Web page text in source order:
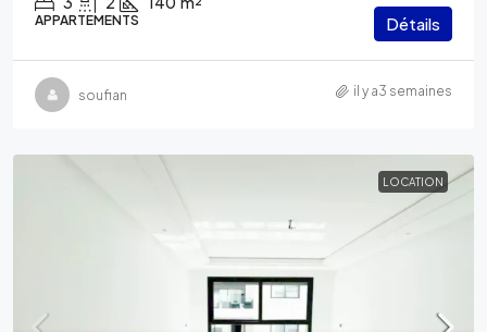
APPARTEMENTS Détails
soufian il y a3 semaines
LOCATION